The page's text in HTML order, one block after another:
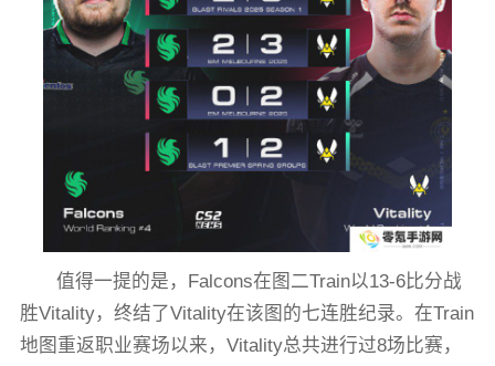
值得一提的是，Falcons在图二Train以13-6比分战
胜Vitality，终结了Vitality在该图的七连胜纪录。在Train
地图重返职业赛场以来，Vitality总共进行过8场比赛，